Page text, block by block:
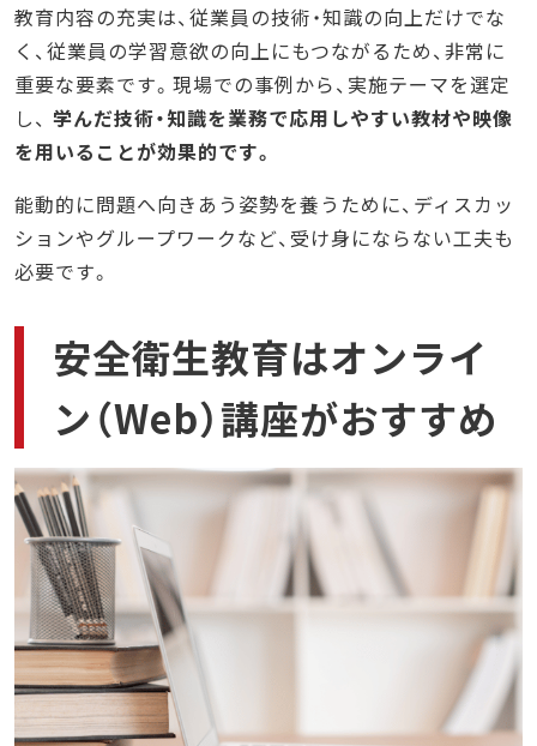
教育内容の充実は、従業員の技術・知識の向上だけでな
く、従業員の学習意欲の向上にもつながるため、非常に
重要な要素です。現場での事例から、実施テーマを選定
し、 学んだ技術・知識を業務で応用しやすい教材や映像
を用いることが効果的です。
能動的に問題へ向きあう姿勢を養うために、ディスカッ
ションやグループワークなど、受け身にならない工夫も
必要です。
安全衛生教育はオンライ
ン（Web）講座がおすすめ